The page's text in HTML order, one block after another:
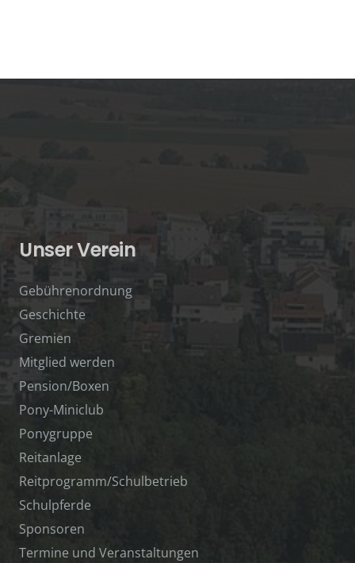
Unser Verein
Gebührenordnung
Geschichte
Gremien
Mitglied werden
Pension/Boxen
Pony-Miniclub
Ponygruppe
Reitanlage
Reitprogramm/Schulbetrieb
Schulpferde
Sponsoren
Termine und Veranstaltungen